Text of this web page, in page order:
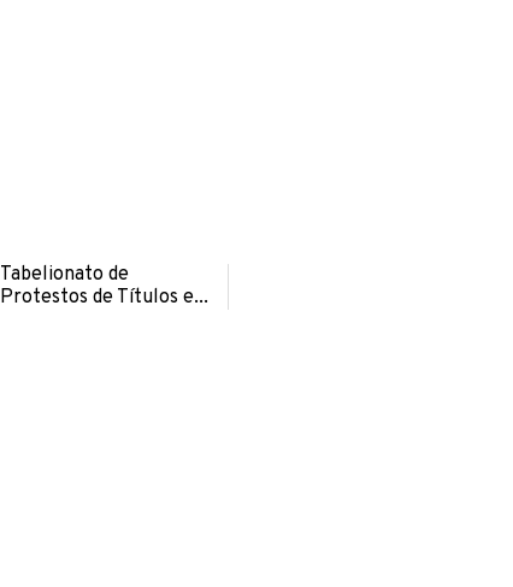
Tabelionato de
Protestos de Títulos e...